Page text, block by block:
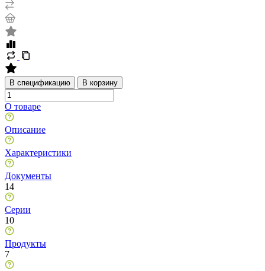
В спецификацию В корзину
О товаре
Описание
Характеристики
Документы
14
Серии
10
Продукты
7